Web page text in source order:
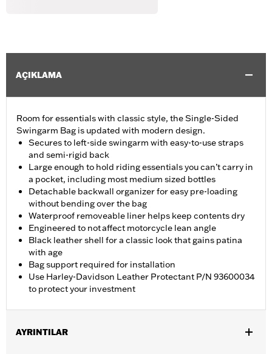
AÇIKLAMA
Room for essentials with classic style, the Single-Sided
Swingarm Bag is updated with modern design.
Secures to left-side swingarm with easy-to-use straps
and semi-rigid back
Large enough to hold riding essentials you can’t carry in
a pocket, including most medium sized bottles
Detachable backwall organizer for easy pre-loading
without bending over the bag
Waterproof removeable liner helps keep contents dry
Engineered to not affect motorcycle lean angle
Black leather shell for a classic look that gains patina
with age
Bag support required for installation
Use Harley-Davidson Leather Protectant P/N 93600034
to protect your investment
AYRINTILAR